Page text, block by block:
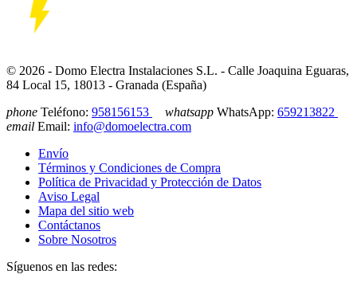
© 2026 - Domo Electra Instalaciones S.L. - Calle Joaquina Eguaras,
84 Local 15, 18013 - Granada (España)
phone Teléfono: 958156153 whatsapp WhatsApp: 659213822
email Email: info@domoelectra.com
Envío
Términos y Condiciones de Compra
Política de Privacidad y Protección de Datos
Aviso Legal
Mapa del sitio web
Contáctanos
Sobre Nosotros
Síguenos en las redes: